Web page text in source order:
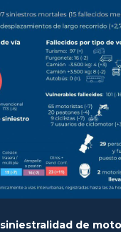
siniestralidad de